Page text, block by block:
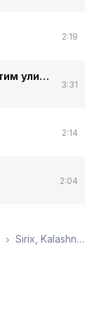
2:19
Зачем опять брожу по этим улицам
3:31
2:14
2:04
Sirix, KalashnikoFF - Блат